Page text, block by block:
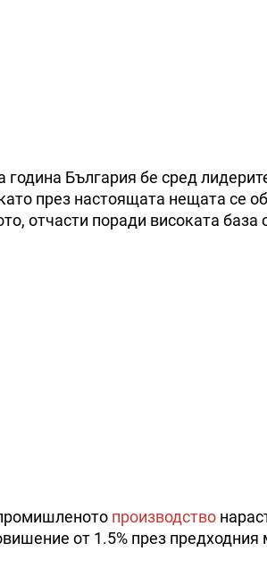
България бе сред
през настоящата нещата се
отчасти поради високата база
производство
от 1.5% през предходния